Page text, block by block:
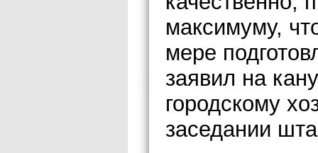
максимуму,
мере
заявил на
городскому
заседании